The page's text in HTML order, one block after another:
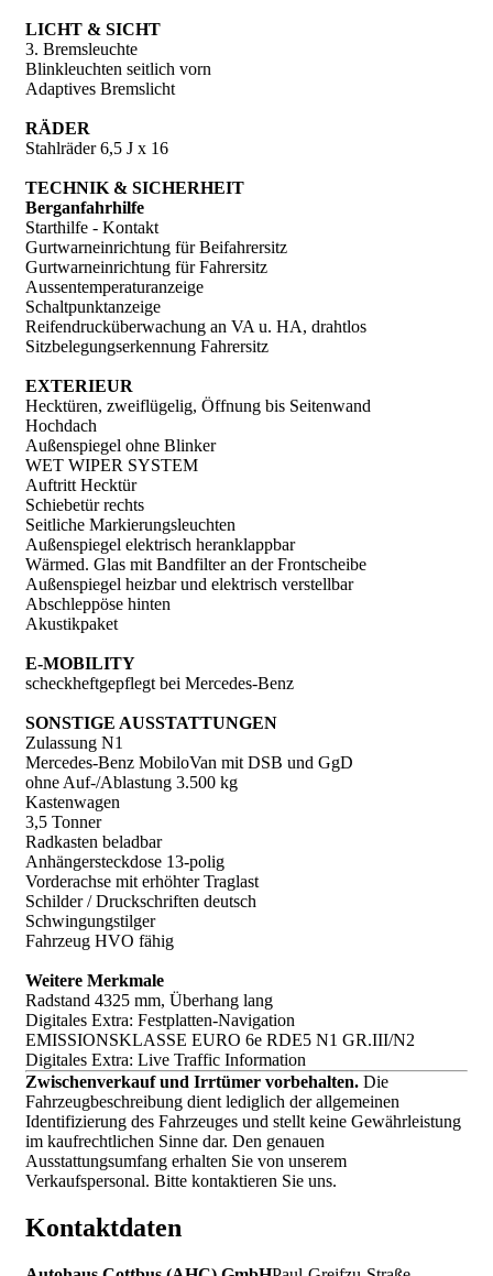
LICHT & SICHT
3. Bremsleuchte
Blinkleuchten seitlich vorn
Adaptives Bremslicht
RÄDER
Stahlräder 6,5 J x 16
TECHNIK & SICHERHEIT
Berganfahrhilfe
Starthilfe - Kontakt
Gurtwarneinrichtung für Beifahrersitz
Gurtwarneinrichtung für Fahrersitz
Aussentemperaturanzeige
Schaltpunktanzeige
Reifendrucküberwachung an VA u. HA, drahtlos
Sitzbelegungserkennung Fahrersitz
EXTERIEUR
Hecktüren, zweiflügelig, Öffnung bis Seitenwand
Hochdach
Außenspiegel ohne Blinker
WET WIPER SYSTEM
Auftritt Hecktür
Schiebetür rechts
Seitliche Markierungsleuchten
Außenspiegel elektrisch heranklappbar
Wärmed. Glas mit Bandfilter an der Frontscheibe
Außenspiegel heizbar und elektrisch verstellbar
Abschleppöse hinten
Akustikpaket
E-MOBILITY
scheckheftgepflegt bei Mercedes-Benz
SONSTIGE AUSSTATTUNGEN
Zulassung N1
Mercedes-Benz MobiloVan mit DSB und GgD
ohne Auf-/Ablastung 3.500 kg
Kastenwagen
3,5 Tonner
Radkasten beladbar
Anhängersteckdose 13-polig
Vorderachse mit erhöhter Traglast
Schilder / Druckschriften deutsch
Schwingungstilger
Fahrzeug HVO fähig
Weitere Merkmale
Radstand 4325 mm, Überhang lang
Digitales Extra: Festplatten-Navigation
EMISSIONSKLASSE EURO 6e RDE5 N1 GR.III/N2
Digitales Extra: Live Traffic Information
Zwischenverkauf und Irrtümer vorbehalten. Die
Fahrzeugbeschreibung dient lediglich der allgemeinen
Identifizierung des Fahrzeuges und stellt keine Gewährleistung
im kaufrechtlichen Sinne dar. Den genauen
Ausstattungsumfang erhalten Sie von unserem
Verkaufspersonal. Bitte kontaktieren Sie uns.
Kontaktdaten